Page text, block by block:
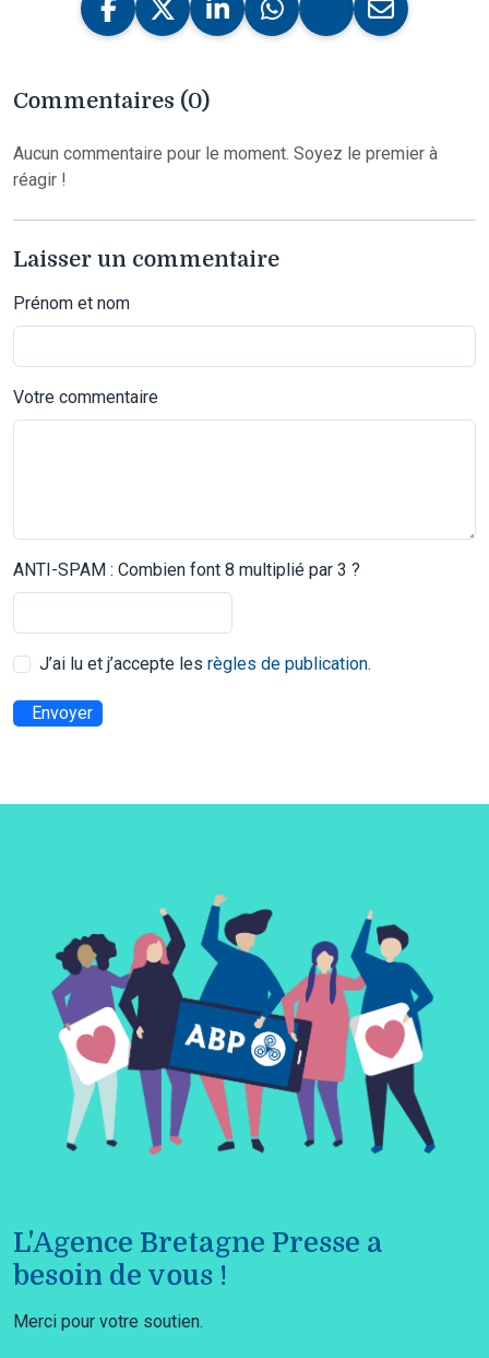
Commentaires (0)
Aucun commentaire pour le moment. Soyez le premier à
réagir !
Laisser un commentaire
Prénom et nom
Votre commentaire
ANTI-SPAM : Combien font 8 multiplié par 3 ?
J’ai lu et j’accepte les règles de publication.
Envoyer
L'Agence Bretagne Presse a
besoin de vous !
Merci pour votre soutien.